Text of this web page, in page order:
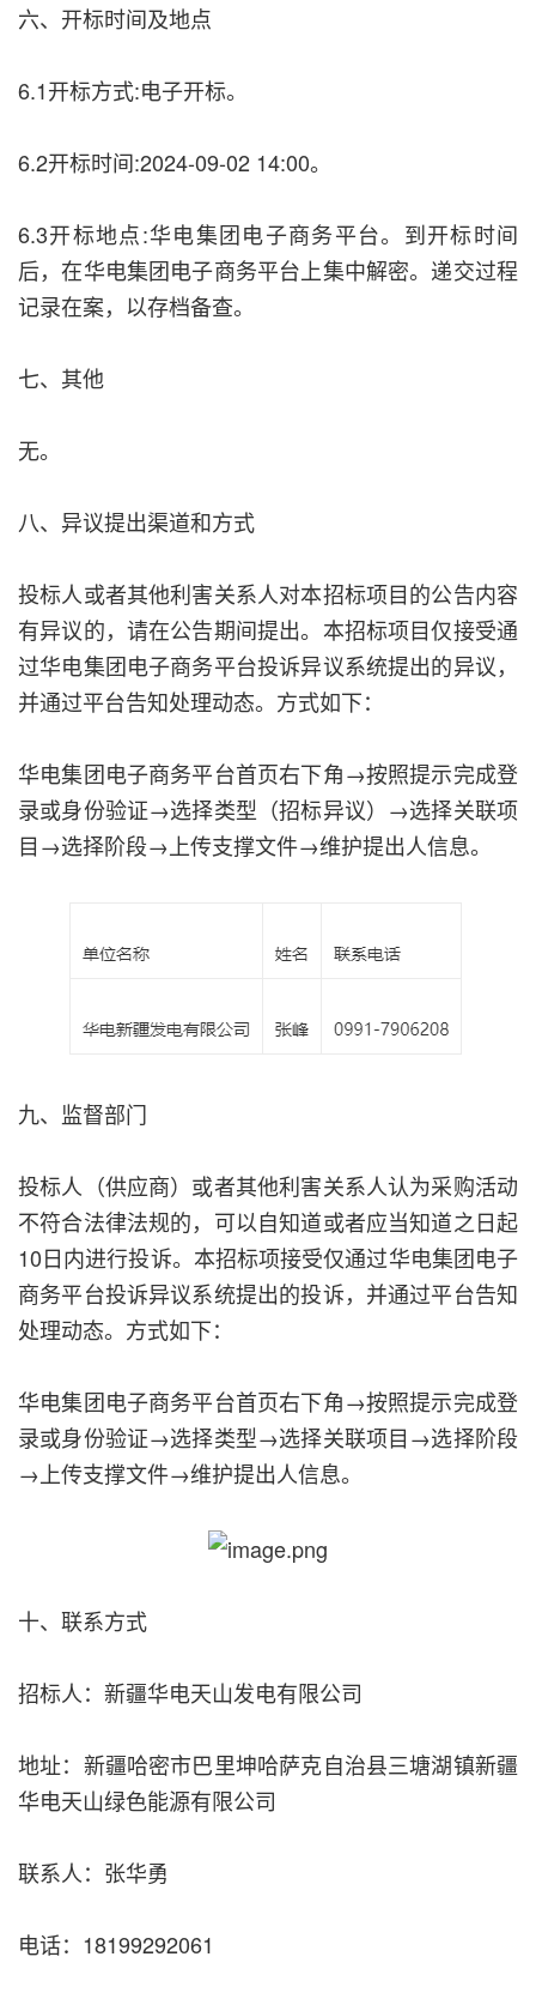
六、开标时间及地点
6.1开标方式:电子开标。
6.2开标时间:2024-09-02 14:00。
6.3开标地点:华电集团电子商务平台。到开标时间
后，在华电集团电子商务平台上集中解密。递交过程
记录在案，以存档备查。
七、其他
无。
八、异议提出渠道和方式
投标人或者其他利害关系人对本招标项目的公告内容
有异议的，请在公告期间提出。本招标项目仅接受通
过华电集团电子商务平台投诉异议系统提出的异议，
并通过平台告知处理动态。方式如下：
华电集团电子商务平台首页右下角→按照提示完成登
录或身份验证→选择类型（招标异议）→选择关联项
目→选择阶段→上传支撑文件→维护提出人信息。
九、监督部门
投标人（供应商）或者其他利害关系人认为采购活动
不符合法律法规的，可以自知道或者应当知道之日起
10日内进行投诉。本招标项接受仅通过华电集团电子
商务平台投诉异议系统提出的投诉，并通过平台告知
处理动态。方式如下：
华电集团电子商务平台首页右下角→按照提示完成登
录或身份验证→选择类型→选择关联项目→选择阶段
→上传支撑文件→维护提出人信息。
十、联系方式
招标人：新疆华电天山发电有限公司
地址：新疆哈密市巴里坤哈萨克自治县三塘湖镇新疆
华电天山绿色能源有限公司
联系人：张华勇
电话：18199292061